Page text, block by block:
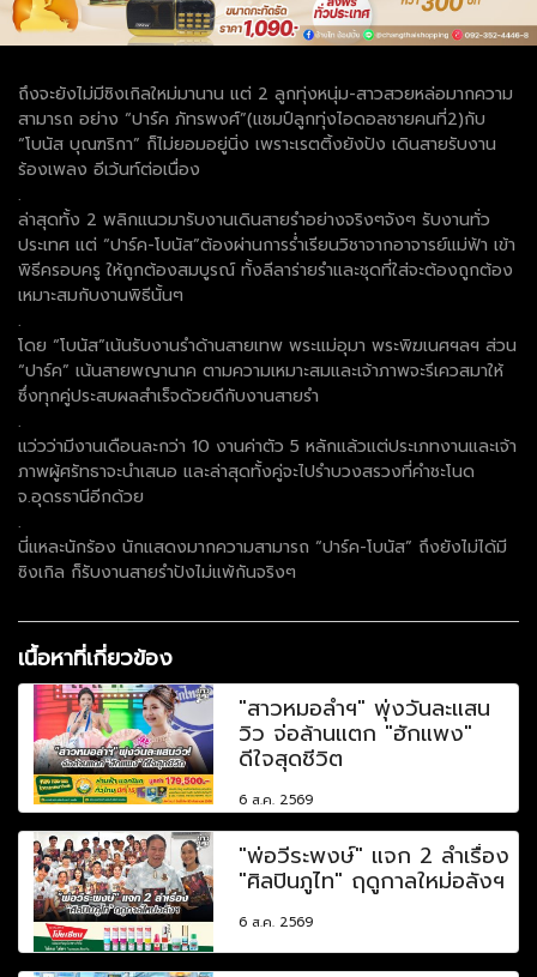
ถึงจะยังไม่มีซิงเกิลใหม่มานาน แต่ 2 ลูกทุ่งหนุ่ม-สาวสวยหล่อมากความ
สามารถ อย่าง “ปาร์ค ภัทรพงศ์”(แชมป์ลูกทุ่งไอดอลชายคนที่2)กับ
“โบนัส บุณฑริกา” ก็ไม่ยอมอยู่นิ่ง เพราะเรตติ้งยังปัง เดินสายรับงาน
ร้องเพลง อีเว้นท์ต่อเนื่อง
.
ล่าสุดทั้ง 2 พลิกแนวมารับงานเดินสายรำอย่างจริงๆจังๆ รับงานทั่ว
ประเทศ แต่ “ปาร์ค-โบนัส”ต้องผ่านการร่ำเรียนวิชาจากอาจารย์แม่ฟ้า เข้า
พิธีครอบครู ให้ถูกต้องสมบูรณ์ ทั้งลีลาร่ายรำและชุดที่ใส่จะต้องถูกต้อง
เหมาะสมกับงานพิธีนั้นๆ
.
โดย “โบนัส”เน้นรับงานรำด้านสายเทพ พระแม่อุมา พระพิฆเนศฯลฯ ส่วน
“ปาร์ค” เน้นสายพญานาค ตามความเหมาะสมและเจ้าภาพจะรีเควสมาให้
ซึ่งทุกคู่ประสบผลสำเร็จด้วยดีกับงานสายรำ
.
แว่วว่ามีงานเดือนละกว่า 10 งานค่าตัว 5 หลักแล้วแต่ประเภทงานและเจ้า
ภาพผู้ศรัทธาจะนำเสนอ และล่าสุดทั้งคู่จะไปรำบวงสรวงที่คำชะโนด
จ.อุดรธานีอีกด้วย
.
นี่แหละนักร้อง นักแสดงมากความสามารถ “ปาร์ค-โบนัส” ถึงยังไม่ได้มี
ซิงเกิล ก็รับงานสายรำปังไม่แพ้กันจริงๆ
เนื้อหาที่เกี่ยวข้อง
"สาวหมอลำฯ" พุ่งวันละแสน
วิว จ่อล้านแตก "ฮักแพง"
ดีใจสุดชีวิต
6 ส.ค. 2569
"พ่อวีระพงษ์" แจก 2 ลำเรื่อง
"ศิลปินภูไท" ฤดูกาลใหม่อลังฯ
6 ส.ค. 2569